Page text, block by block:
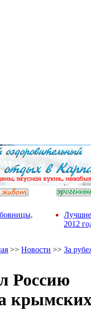
Лучшие
2012
>>Новости >>За
Россию